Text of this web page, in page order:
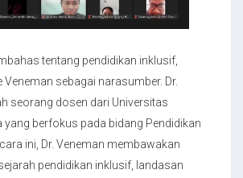
tentang pendidikan inklusif,
Veneman sebagai narasumber. Dr.
seorang dosen dari Universitas
yang berfokus pada bidang Pendidikan
ini, Dr. Veneman membawakan
pendidikan inklusif, landasan